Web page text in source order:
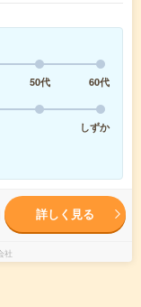
50代
60代
しずか
詳しく見る
社